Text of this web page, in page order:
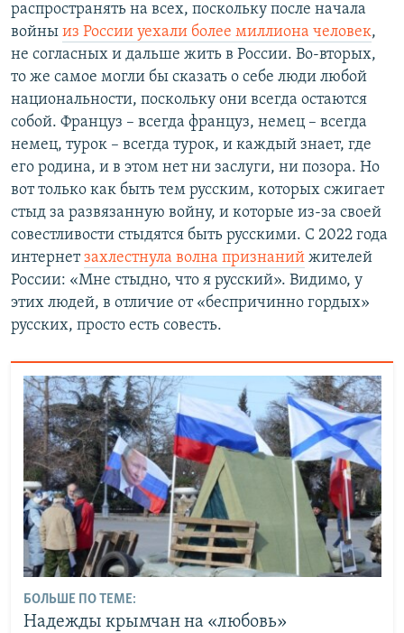
распространять на всех, поскольку после начала
войны из России уехали более миллиона человек,
не согласных и дальше жить в России. Во-вторых,
то же самое могли бы сказать о себе люди любой
национальности, поскольку они всегда остаются
собой. Француз – всегда француз, немец – всегда
немец, турок – всегда турок, и каждый знает, где
его родина, и в этом нет ни заслуги, ни позора. Но
вот только как быть тем русским, которых сжигает
стыд за развязанную войну, и которые из-за своей
совестливости стыдятся быть русскими. С 2022 года
интернетзахлестнула волна признаний жителей
России: «Мне стыдно, что я русский». Видимо, у
этих людей, в отличие от «беспричинно гордых»
русских, просто есть совесть.
БОЛЬШЕ ПО ТЕМЕ:
Надежды крымчан на «любовь»